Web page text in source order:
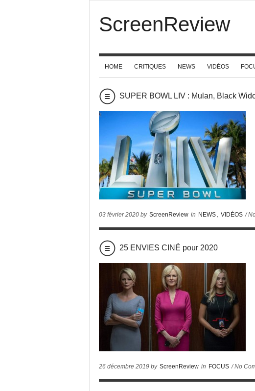
ScreenReview
HOME CRITIQUES NEWS VIDÉOS
SUPER BOWL LIV : Mulan, Black
03 février 2020 by ScreenReview in NEWS, VIDÉOS /
25 ENVIES CINÉ pour 2020
26 décembre 2019 by ScreenReview in FOCUS / No